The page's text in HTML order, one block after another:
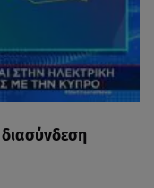
διασύνδεση